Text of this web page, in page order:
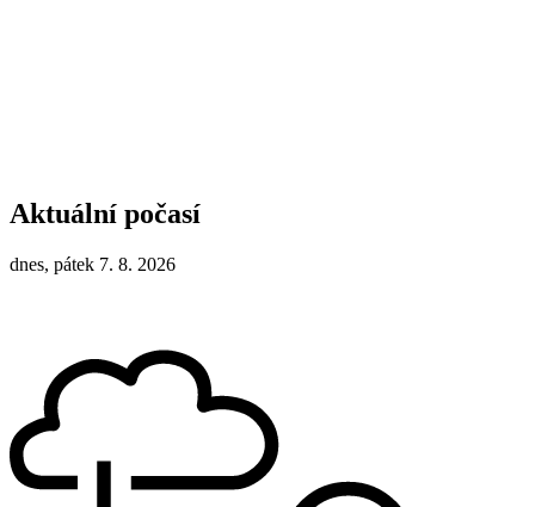
Aktuální počasí
dnes, pátek 7. 8. 2026